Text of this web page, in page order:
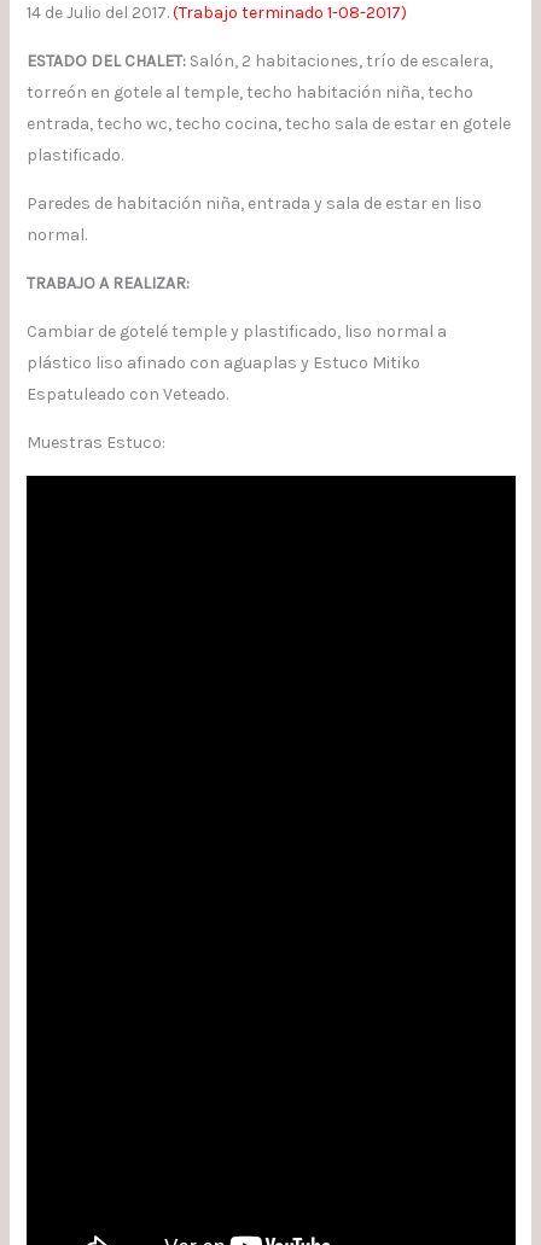
14 de Julio del 2017.(Trabajo terminado 1-08-2017)
ESTADO DEL CHALET:Salón, 2 habitaciones, trío de escalera,
torreón en gotele al temple, techo habitación niña, techo
entrada, techo wc, techo cocina, techo sala de estar en gotele
plastificado.
Paredes de habitación niña, entrada y sala de estar en liso
normal.
TRABAJO A REALIZAR:
Cambiar de gotelé temple y plastificado, liso normal a
plástico liso afinado con aguaplas y Estuco Mitiko
Espatuleado con Veteado.
Muestras Estuco: